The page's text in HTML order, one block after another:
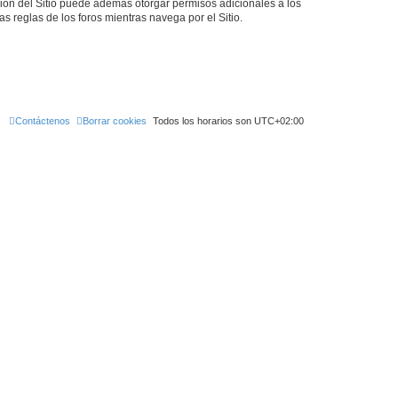
del Sitio puede además otorgar permisos adicionales a los
reglas de los foros mientras navega por el Sitio.
Todos los horarios son UTC+02:00
Borrar cookies
Contáctenos